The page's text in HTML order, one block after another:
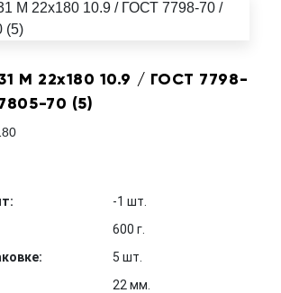
M 22x180 10.9 / ГОСТ 7798-
70 (5)
-1 шт.
600 г.
5 шт.
22 мм.